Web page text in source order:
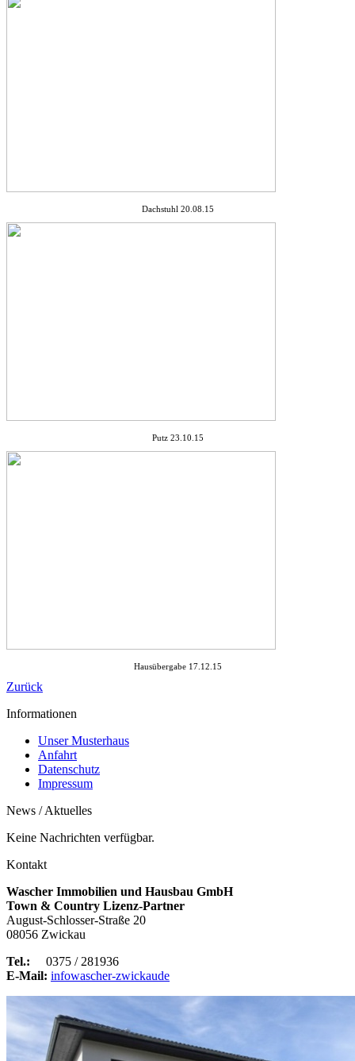
Dachstuhl 20.08.15
Putz 23.10.15
Hausübergabe 17.12.15
Zurück
Informationen
Unser Musterhaus
Anfahrt
Datenschutz
Impressum
News / Aktuelles
Keine Nachrichten verfügbar.
Kontakt
Wascher Immobilien und Hausbau GmbH
Town & Country Lizenz-Partner
August-Schlosser-Straße 20
08056 Zwickau
Tel.: 0375 / 281936
E-Mail: infowascher-zwickaude